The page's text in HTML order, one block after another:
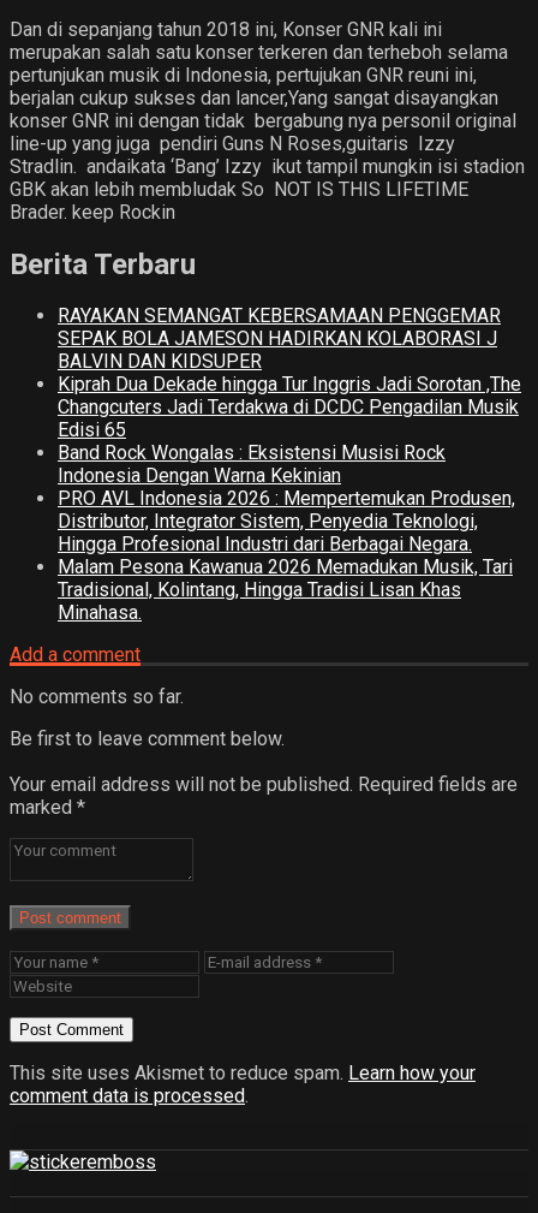
Dan di sepanjang tahun 2018 ini, Konser GNR kali ini
merupakan salah satu konser terkeren dan terheboh selama
pertunjukan musik di Indonesia, pertujukan GNR reuni ini,
berjalan cukup sukses dan lancer,Yang sangat disayangkan
konser GNR ini dengan tidak bergabung nya personil original
line-up yang juga pendiri Guns N Roses,guitaris Izzy
Stradlin. andaikata ‘Bang’ Izzy ikut tampil mungkin isi stadion
GBK akan lebih membludak So NOT IS THIS LIFETIME
Brader. keep Rockin
Berita Terbaru
RAYAKAN SEMANGAT KEBERSAMAAN PENGGEMAR
SEPAK BOLA JAMESON HADIRKAN KOLABORASI J
BALVIN DAN KIDSUPER
Kiprah Dua Dekade hingga Tur Inggris Jadi Sorotan ,The
Changcuters Jadi Terdakwa di DCDC Pengadilan Musik
Edisi 65
Band Rock Wongalas : Eksistensi Musisi Rock
Indonesia Dengan Warna Kekinian
PRO AVL Indonesia 2026 : Mempertemukan Produsen,
Distributor, Integrator Sistem, Penyedia Teknologi,
Hingga Profesional Industri dari Berbagai Negara.
Malam Pesona Kawanua 2026 Memadukan Musik, Tari
Tradisional, Kolintang, Hingga Tradisi Lisan Khas
Minahasa.
Add a comment
No comments so far.
Be first to leave comment below.
Your email address will not be published. Required fields are
marked *
Post comment
This site uses Akismet to reduce spam. Learn how your
comment data is processed.